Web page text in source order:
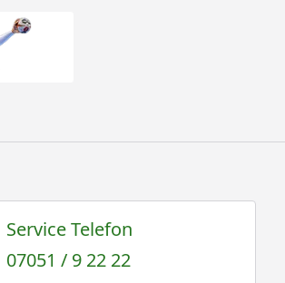
Service Telefon
07051 / 9 22 22